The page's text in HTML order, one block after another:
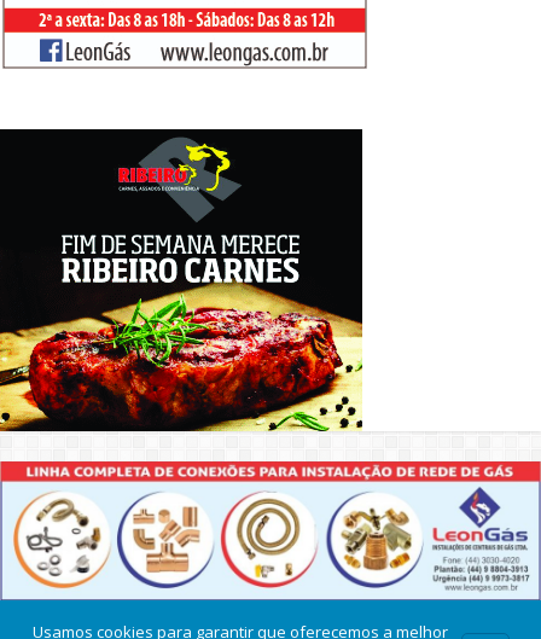
Usamos cookies para garantir que oferecemos a melhor